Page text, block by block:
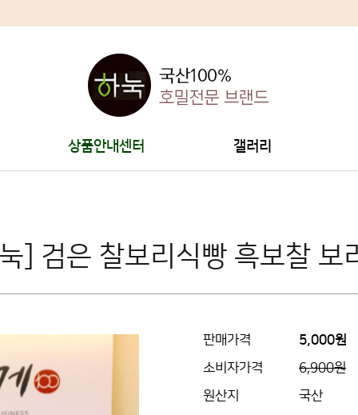
상품안내센터 갤러리
] 검은 찰보리식빵 흑보찰 보
판매가격
5,000원
소비자가격
6,900원
원산지
국산